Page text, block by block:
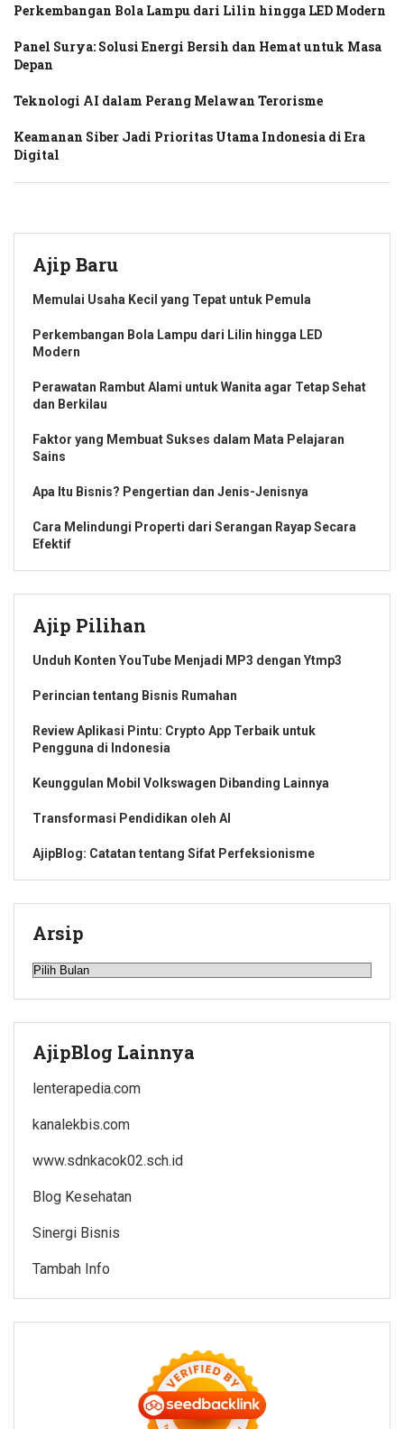
Perkembangan Bola Lampu dari Lilin hingga LED Modern
Panel Surya: Solusi Energi Bersih dan Hemat untuk Masa
Depan
Teknologi AI dalam Perang Melawan Terorisme
Keamanan Siber Jadi Prioritas Utama Indonesia di Era
Digital
Ajip Baru
Memulai Usaha Kecil yang Tepat untuk Pemula
Perkembangan Bola Lampu dari Lilin hingga LED
Modern
Perawatan Rambut Alami untuk Wanita agar Tetap Sehat
dan Berkilau
Faktor yang Membuat Sukses dalam Mata Pelajaran
Sains
Apa Itu Bisnis? Pengertian dan Jenis-Jenisnya
Cara Melindungi Properti dari Serangan Rayap Secara
Efektif
Ajip Pilihan
Unduh Konten YouTube Menjadi MP3 dengan Ytmp3
Perincian tentang Bisnis Rumahan
Review Aplikasi Pintu: Crypto App Terbaik untuk
Pengguna di Indonesia
Keunggulan Mobil Volkswagen Dibanding Lainnya
Transformasi Pendidikan oleh AI
AjipBlog: Catatan tentang Sifat Perfeksionisme
Arsip
Arsip
AjipBlog Lainnya
lenterapedia.com
kanalekbis.com
www.sdnkacok02.sch.id
Blog Kesehatan
Sinergi Bisnis
Tambah Info